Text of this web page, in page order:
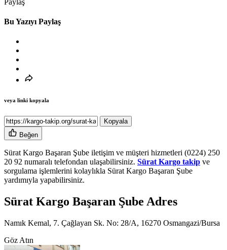
Bu Yazıyı Paylaş
veya linki kopyala
Kopyala
Beğen
Sürat Kargo Başaran Şube iletişim ve müşteri hizmetleri (0224) 250
20 92 numaralı telefondan ulaşabilirsiniz. Sürat Kargo takip ve
sorgulama işlemlerini kolaylıkla Sürat Kargo Başaran Şube
yardımıyla yapabilirsiniz.
Sürat Kargo Başaran Şube Adres
Namık Kemal, 7. Çağlayan Sk. No: 28/A, 16270 Osmangazi/Bursa
Göz Atın